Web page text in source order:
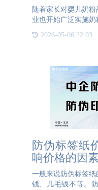
随着家长对婴儿奶
业也开始广泛实施奶
头、原料的来源等信
2026-05-06 22:03
防伪标签纸
响价格的因
一般来说防伪标签
钱、几毛钱不等。